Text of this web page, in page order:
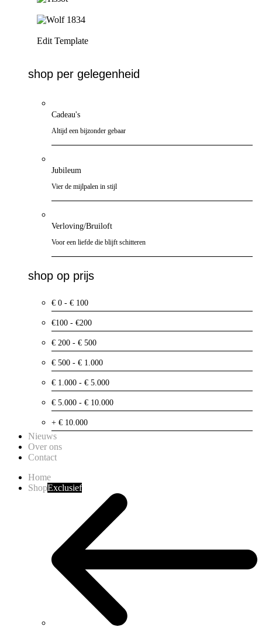
Edit Template
shop per gelegenheid
Cadeau's
Altijd een bijzonder gebaar
Jubileum
Vier de mijlpalen in stijl
Verloving/Bruiloft
Voor een liefde die blijft schitteren
shop op prijs
€ 0 - € 100
€100 - €200
€ 200 - € 500
€ 500 - € 1.000
€ 1.000 - € 5.000
€ 5.000 - € 10.000
+ € 10.000
Nieuws
Over ons
Contact
Home
ShopExclusief